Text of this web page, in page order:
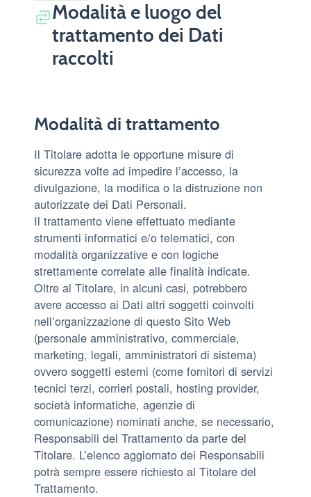
Modalità e luogo del
trattamento dei Dati
raccolti
Modalità di trattamento
Il Titolare adotta le opportune misure di
sicurezza volte ad impedire l’accesso, la
divulgazione, la modifica o la distruzione non
autorizzate dei Dati Personali.
Il trattamento viene effettuato mediante
strumenti informatici e/o telematici, con
modalità organizzative e con logiche
strettamente correlate alle finalità indicate.
Oltre al Titolare, in alcuni casi, potrebbero
avere accesso ai Dati altri soggetti coinvolti
nell’organizzazione di questo Sito Web
(personale amministrativo, commerciale,
marketing, legali, amministratori di sistema)
ovvero soggetti esterni (come fornitori di servizi
tecnici terzi, corrieri postali, hosting provider,
società informatiche, agenzie di
comunicazione) nominati anche, se necessario,
Responsabili del Trattamento da parte del
Titolare. L’elenco aggiornato dei Responsabili
potrà sempre essere richiesto al Titolare del
Trattamento.